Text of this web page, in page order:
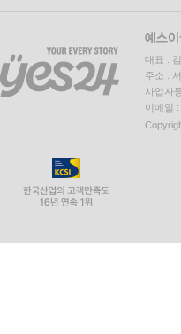
대표 :
주소 :
사업자
이메일